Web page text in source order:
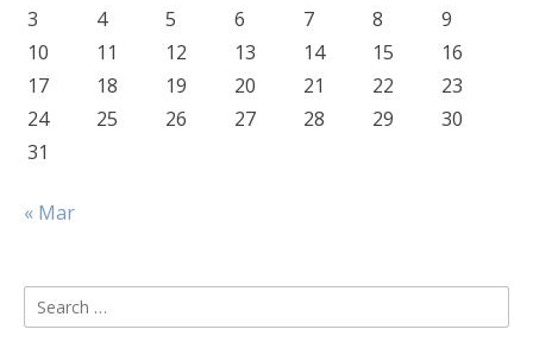
3
4 5 6 7 8
9
10
11 12 13 14 15
16
17
18 19 20 21 22
23
24
25 26 27 28 29
30
31
« Mar
Search
for: